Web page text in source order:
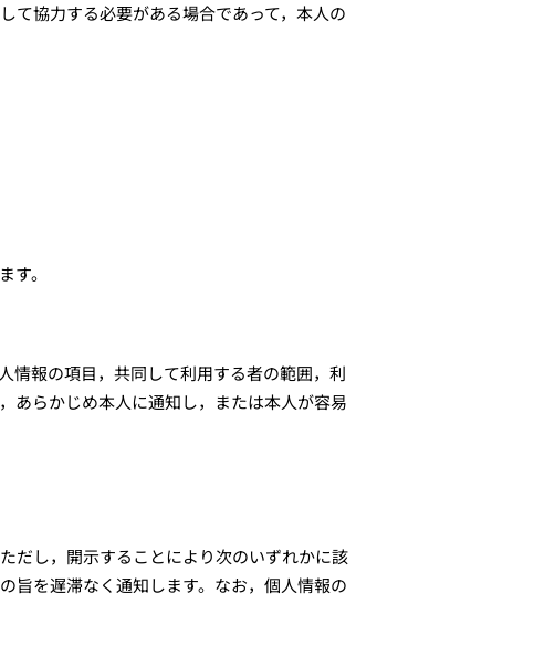
て協力する必要がある場合であって，本人の
す。
情報の項目，共同して利用する者の範囲，利
あらかじめ本人に通知し，または本人が容易
だし，開示することにより次のいずれかに該
旨を遅滞なく通知します。なお，個人情報の